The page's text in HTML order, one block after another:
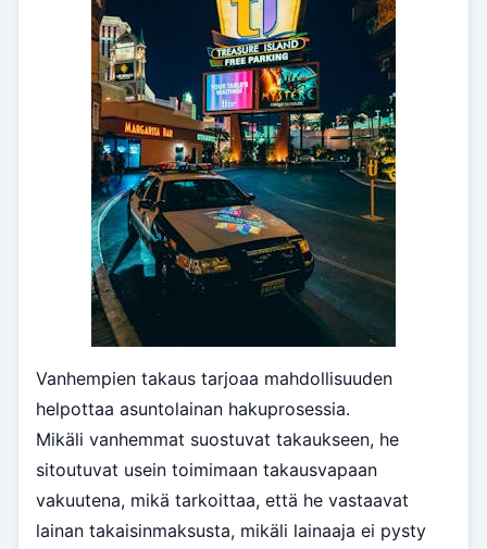
Vanhempien takaus tarjoaa mahdollisuuden
helpottaa asuntolainan hakuprosessia.
Mikäli vanhemmat suostuvat takaukseen, he
sitoutuvat usein toimimaan takausvapaan
vakuutena, mikä tarkoittaa, että he vastaavat
lainan takaisinmaksusta, mikäli lainaaja ei pysty